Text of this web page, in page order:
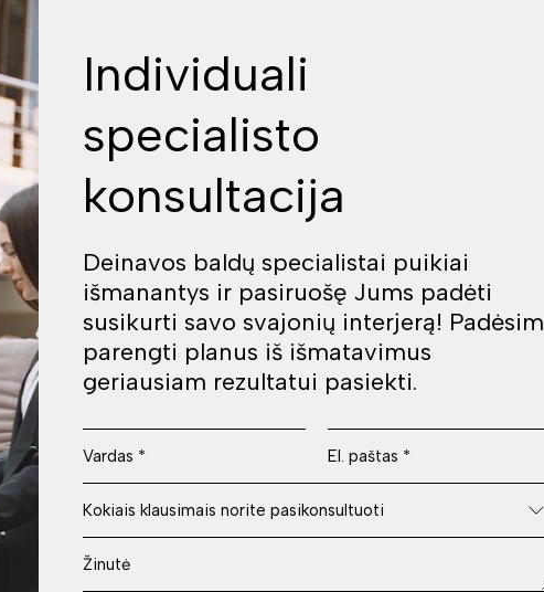
Individuali
specialisto
konsultacija
Deinavos baldų specialistai puikiai
išmanantys ir pasiruošę Jums padėti
susikurti savo svajonių interjerą! Padėsim
parengti planus iš išmatavimus
geriausiam rezultatui pasiekti.